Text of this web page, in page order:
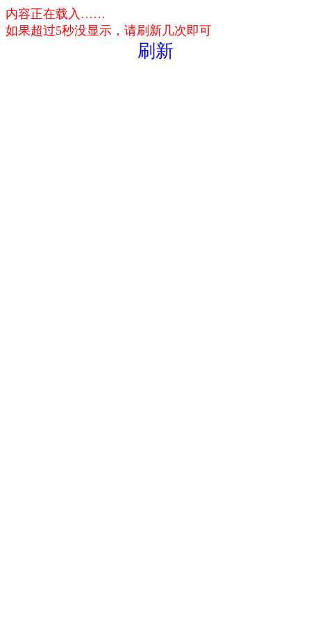
内容正在载入……
如果超过5秒没显示，请刷新几次即可
刷新